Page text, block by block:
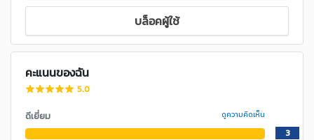
บล็อคผู้ใช้
คะแนนของฉัน
5.0
ดีเยี่ยม ดูความคิดเห็น
3